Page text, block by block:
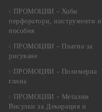
ПРОМОЦИИ - Хоби
перфоратори, инструменти и
пособия
ПРОМОЦИИ - Платна за
рисуване
ПРОМОЦИИ - Полимерна
глина
ПРОМОЦИИ - Метални
Висулки за Декорация и